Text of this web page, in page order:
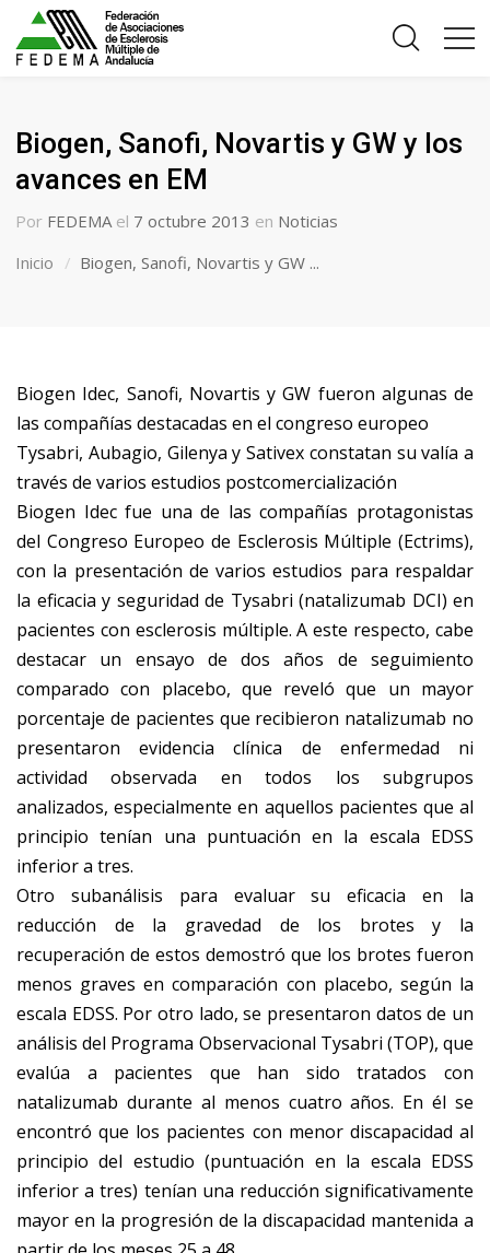
Biogen, Sanofi, Novartis y GW y los
avances en EM
Por FEDEMA el 7 octubre 2013 en Noticias
Inicio
Biogen, Sanofi, Novartis y GW ...
Biogen Idec, Sanofi, Novartis y GW fueron algunas de
las compañías destacadas en el congreso europeo
Tysabri, Aubagio, Gilenya y Sativex constatan su valía a
través de varios estudios postcomercialización
Biogen Idec fue una de las compañías protagonistas
del Congreso Europeo de Esclerosis Múltiple (Ectrims),
con la presentación de varios estudios para respaldar
la eficacia y seguridad de Tysabri (natalizumab DCI) en
pacientes con esclerosis múltiple. A este respecto, cabe
destacar un ensayo de dos años de seguimiento
comparado con placebo, que reveló que un mayor
porcentaje de pacientes que recibieron natalizumab no
presentaron evidencia clínica de enfermedad ni
actividad observada en todos los subgrupos
analizados, especialmente en aquellos pacientes que al
principio tenían una puntuación en la escala EDSS
inferior a tres.
Otro subanálisis para evaluar su eficacia en la
reducción de la gravedad de los brotes y la
recuperación de estos demostró que los brotes fueron
menos graves en comparación con placebo, según la
escala EDSS. Por otro lado, se presentaron datos de un
análisis del Programa Observacional Tysabri (TOP), que
evalúa a pacientes que han sido tratados con
natalizumab durante al menos cuatro años. En él se
encontró que los pacientes con menor discapacidad al
principio del estudio (puntuación en la escala EDSS
inferior a tres) tenían una reducción significativamente
mayor en la progresión de la discapacidad mantenida a